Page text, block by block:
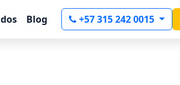
Blog +57 315 242 0015